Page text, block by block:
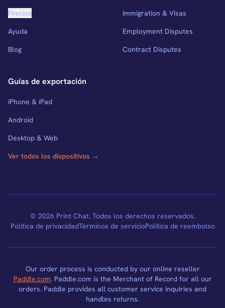
Precios
Ayuda
Blog
Immigration & Visas
Employment Disputes
Contract Disputes
Guías de exportación
iPhone & iPad
Android
Desktop & Web
Ver todos los dispositivos →
© 2026 Print Chat. Todos los derechos reservados.
Política de privacidadTérminos de servicioPolítica de reembolso
Our order process is conducted by our online reseller
Paddle.com. Paddle.com is the Merchant of Record for all our
orders. Paddle provides all customer service inquiries and
handles returns.